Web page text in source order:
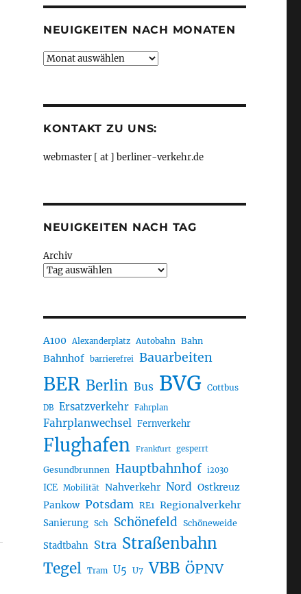
NEUIGKEITEN NACH MONATEN
Neuigkeiten
KONTAKT ZU UNS:
webmaster [ at ] berliner-verkehr.de
NEUIGKEITEN NACH TAG
Archiv
A100 Alexanderplatz Autobahn Bahn
Bahnhof barrierefrei Bauarbeiten
BER Berlin Bus BVG Cottbus
DB Ersatzverkehr Fahrplan
Fahrplanwechsel Fernverkehr
Flughafen Frankfurt gesperrt
Gesundbrunnen Hauptbahnhof i2030
ICE Mobilität Nahverkehr Nord Ostkreuz
Pankow Potsdam RE1 Regionalverkehr
Sanierung Sch Schönefeld Schöneweide
Stadtbahn Stra Straßenbahn
Tegel Tram U5 U7 VBB ÖPNV